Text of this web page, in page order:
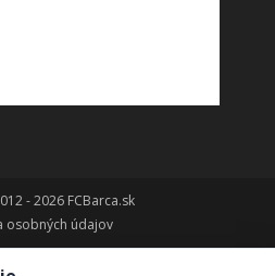
- 2026 FCBarca.sk
osobných údajov